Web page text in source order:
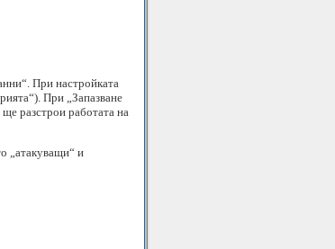
При настройката
При „Запазване
разстрои работата на
„атакуващи“ и